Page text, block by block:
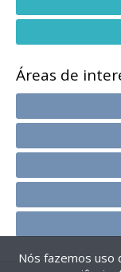
Áreas de
Nós fazemos uso